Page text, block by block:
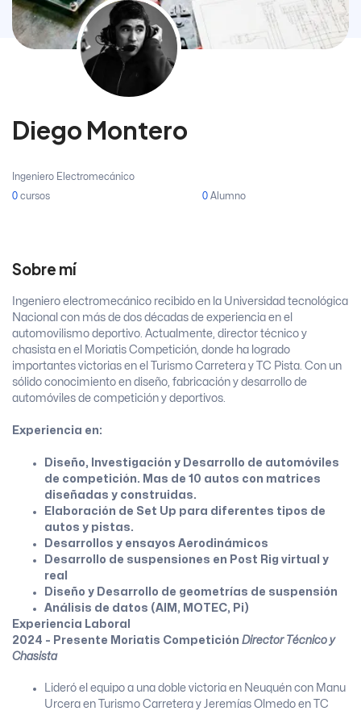
Diego Montero
Ingeniero Electromecánico
0 cursos 0 Alumno
Sobre mí
Ingeniero electromecánico recibido en la Universidad tecnológica
Nacional con más de dos décadas de experiencia en el
automovilismo deportivo. Actualmente, director técnico y
chasista en el Moriatis Competición, donde ha logrado
importantes victorias en el Turismo Carretera y TC Pista. Con un
sólido conocimiento en diseño, fabricación y desarrollo de
automóviles de competición y deportivos.
Experiencia en:
Diseño, Investigación y Desarrollo de automóviles
de competición. Mas de 10 autos con matrices
diseñadas y construidas.
Elaboración de Set Up para diferentes tipos de
autos y pistas.
Desarrollos y ensayos Aerodinámicos
Desarrollo de suspensiones en Post Rig virtual y
real
Diseño y Desarrollo de geometrías de suspensión
Análisis de datos (AIM, MOTEC, Pi)
Experiencia Laboral
2024 - Presente Moriatis Competición Director Técnico y
Chasista
Lideró el equipo a una doble victoria en Neuquén con Manu
Urcera en Turismo Carretera y Jeremías Olmedo en TC